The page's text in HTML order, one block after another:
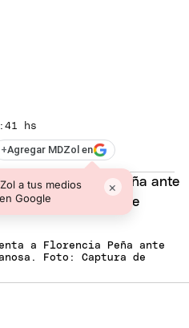
hs
+Agregar MDZol en
a tus medios
Google
×
a Florencia Peña ante
Foto: Captura de